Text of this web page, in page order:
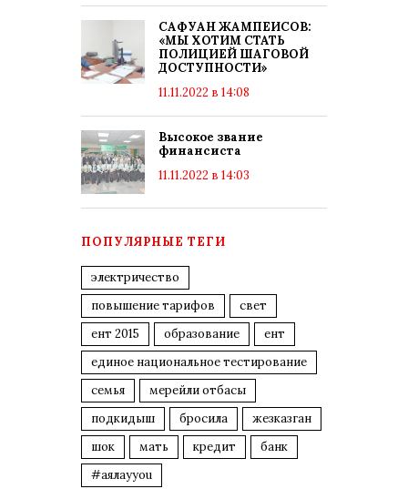
САФУАН ЖАМПЕИСОВ:
«МЫ ХОТИМ СТАТЬ
ПОЛИЦИЕЙ ШАГОВОЙ
ДОСТУПНОСТИ»
11.11.2022 в 14:08
Высокое звание
финансиста
11.11.2022 в 14:03
ПОПУЛЯРНЫЕ ТЕГИ
электричество
повышение тарифов
свет
ент 2015
образование
ент
единое национальное тестирование
семья
мерейли отбасы
подкидыш
бросила
жезказган
шок
мать кредит
банк
#аялауyou